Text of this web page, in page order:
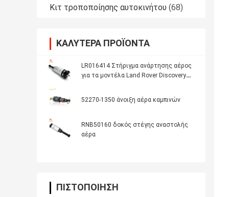
Κιτ τροποποίησης αυτοκινήτου (68)
ΚΑΛΎΤΕΡΑ ΠΡΟΪΌΝΤΑ
LR016414 Στήριγμα ανάρτησης αέρος
για τα μοντέλα Land Rover Discovery
52270-1350 άνοιξη αέρα καμπινών
RNB50160 δοκός στέγης αναστολής
αέρα
ΠΙΣΤΟΠΟΊΗΣΗ